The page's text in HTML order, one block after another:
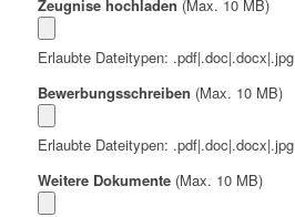
Zeugnise hochladen (Max. 10 MB)
Erlaubte Dateitypen: .pdf|.doc|.docx|.jpg
Bewerbungsschreiben (Max. 10 MB)
Erlaubte Dateitypen: .pdf|.doc|.docx|.jpg
Weitere Dokumente(Max. 10 MB)